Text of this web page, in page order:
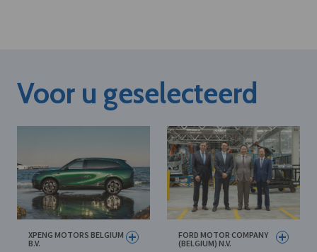
Voor u geselecteerd
XPENG MOTORS BELGIUM
B.V.
FORD MOTOR COMPANY
(BELGIUM) N.V.